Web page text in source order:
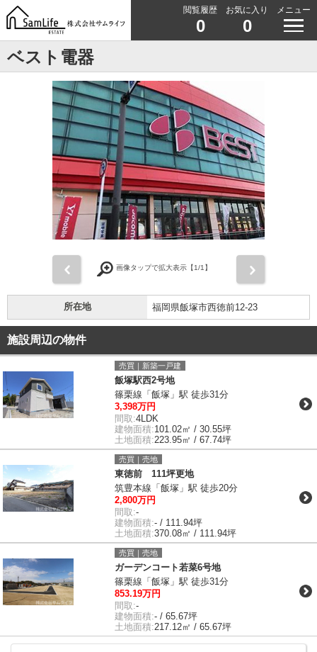
閲覧履歴
0
お気に入り
0
メニュー
ベスト電器
画像タップで拡大表示【1/1】
所在地 福岡県飯塚市西徳前12-23
施設周辺の物件
売買｜新築一戸建
飯塚駅西2号地
篠栗線「飯塚」駅 徒歩31分
3,398万円
間取:4LDK
建物面積:101.02㎡ / 30.55坪
土地面積:223.95㎡ / 67.74坪
売買｜売地
東徳前 111坪更地
筑豊本線「飯塚」駅 徒歩20分
2,800万円
間取:-
建物面積:- / 111.94坪
土地面積:370.08㎡ / 111.94坪
売買｜売地
ガーデンコート若菜6号地
篠栗線「飯塚」駅 徒歩31分
853.19万円
間取:-
建物面積:- / 65.67坪
土地面積:217.12㎡ / 65.67坪